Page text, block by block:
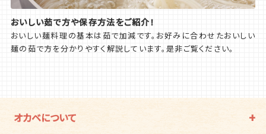
おいしい茹で方や保存方法をご紹介！
おいしい麺料理の基本は茹で加減です。お好みに合わせたおいしい
麺の茹で方を分かりやすく解説しています。是非ご覧ください。
オカベについて